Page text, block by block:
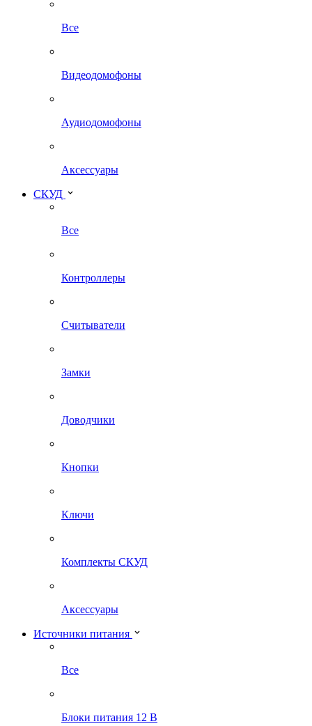
Все
Видеодомофоны
Аудиодомофоны
Аксессуары
СКУД
Все
Контроллеры
Считыватели
Замки
Доводчики
Кнопки
Ключи
Комплекты СКУД
Аксессуары
Источники питания
Все
Блоки питания 12 В